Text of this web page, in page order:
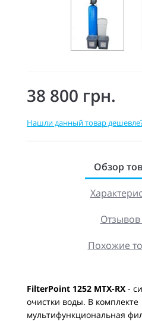
38 800 грн.
Нашли данный товар
Обзор
Отзывов
Похожие
FilterPoint 1252 MTX-RX -
очистки воды. В комплекте
мультифункциональная